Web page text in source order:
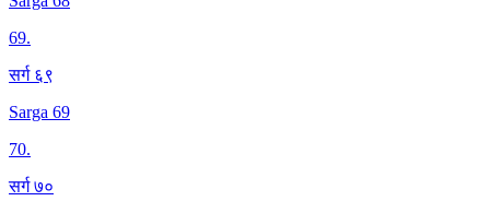
69.
सर्ग ६९
Sarga 69
70.
सर्ग ७०